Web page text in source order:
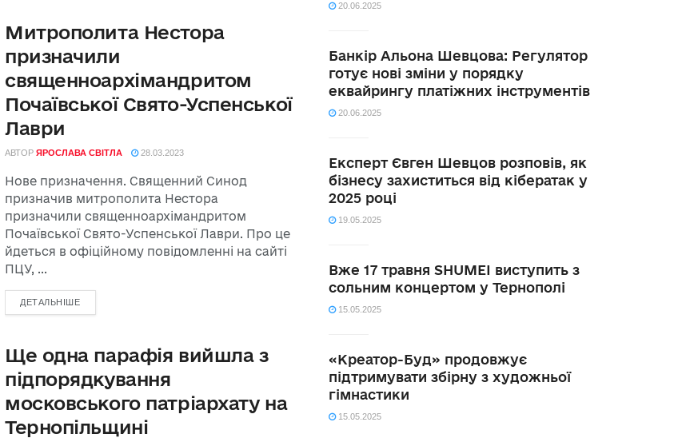
Митрополита Нестора
призначили
священноархімандритом
Почаївської Свято-Успенської
Лаври
АВТОР ЯРОСЛАВА СВІТЛА 28.03.2023
Нове призначення. Священний Синод
призначив митрополита Нестора
призначили священноархімандритом
Почаївської Свято-Успенської Лаври. Про це
йдеться в офіційному повідомленні на сайті
ПЦУ, ...
ДЕТАЛЬНІШЕ
Ще одна парафія вийшла з
підпорядкування
московського патріархату на
Тернопільщині
20.06.2025
Банкір Альона Шевцова: Регулятор
готує нові зміни у порядку
еквайрингу платіжних інструментів
20.06.2025
Експерт Євген Шевцов розповів, як
бізнесу захиститься від кібератак у
2025 році
19.05.2025
Вже 17 травня SHUMEI виступить з
сольним концертом у Тернополі
15.05.2025
«Креатор-Буд» продовжує
підтримувати збірну з художньої
гімнастики
15.05.2025